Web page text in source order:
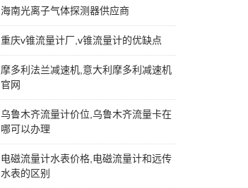
海南光离子气体探测器供应商
重庆v锥流量计厂,v锥流量计的优缺点
摩多利法兰减速机,意大利摩多利减速机
官网
乌鲁木齐流量计价位,乌鲁木齐流量卡在
哪可以办理
电磁流量计水表价格,电磁流量计和远传
水表的区别